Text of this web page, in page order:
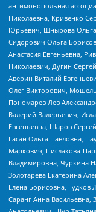
антимонопольная
Николаевна, Кривенко
Юрьевич, Шнырова
Сидорович Ольга
Анастасия Евгеньевна,
Николаевич, Дугин
Аверин Виталий
Олег Викторович,
Пономарев Лев
Валерий Валерьевич,
Евгеньевна, Щаров
Гасан Ольга Павловна,
Маркович, Пислакова-
Владимировна, Чуркина
Золотарева Екатерина
Елена Борисовна,
Саранг Анна Васильевна,